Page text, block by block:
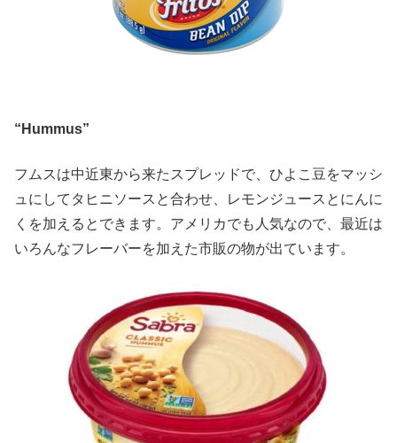
“Hummus”
フムスは中近東から来たスプレッドで、ひよこ豆をマッシ
ュにしてタヒニソースと合わせ、レモンジュースとにんに
くを加えるとできます。アメリカでも人気なので、最近は
いろんなフレーバーを加えた市販の物が出ています。